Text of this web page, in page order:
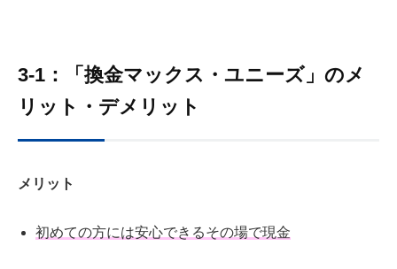
3-1：「換金マックス・ユニーズ」のメ
リット・デメリット
メリット
初めての方には安心できるその場で現金